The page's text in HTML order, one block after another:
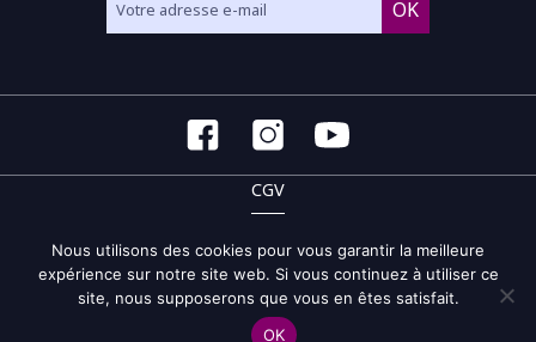
CGV
Politique de confidentialité et de gestion des cookies
Site map
Nous utilisons des cookies pour vous garantir la meilleure
expérience sur notre site web. Si vous continuez à utiliser ce
site, nous supposerons que vous en êtes satisfait.
OK